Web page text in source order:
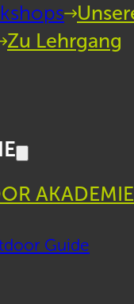
Zu Lehrgang
AKADEMIE
Guide